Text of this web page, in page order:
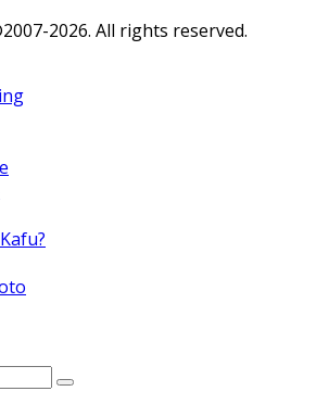
2026. All rights reserved.